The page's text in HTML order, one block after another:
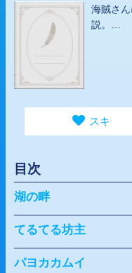
海賊さ
説。
現地生
スキ
目次
湖の畔
てるてる坊主
パヨカカムイ